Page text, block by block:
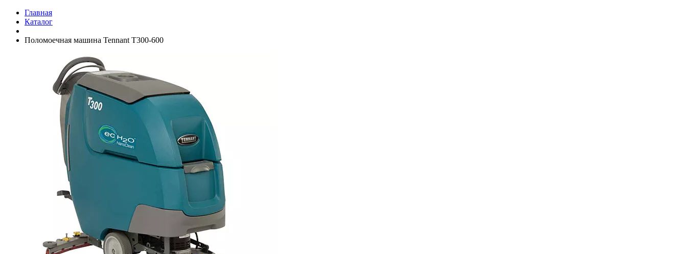
Главная
Каталог
Поломоечная машина Tennant T300-600